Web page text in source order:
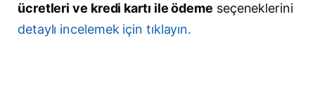
ücretleri ve kredi kartı ile ödeme seçeneklerini
detaylı incelemek için tıklayın.